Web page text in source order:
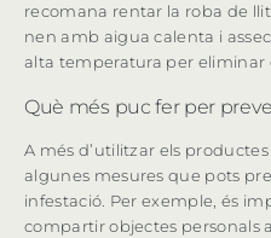
recomana rentar la roba de
nen amb aigua calenta i
alta temperatura per eliminar
Què més puc fer per
A més d’utilitzar els
algunes mesures que pots
infestació. Per exemple, és
compartir objectes personals